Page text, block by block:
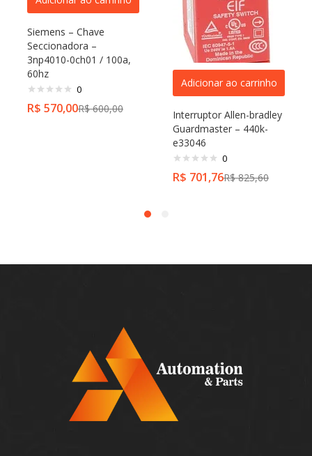
Siemens – Chave
Seccionadora –
3np4010-0ch01 / 100a,
60hz
0
R$ 570,00R$600,00
Adicionar ao carrinho
Interruptor Allen-bradley
Guardmaster – 440k-
e33046
0
R$ 701,76R$825,60